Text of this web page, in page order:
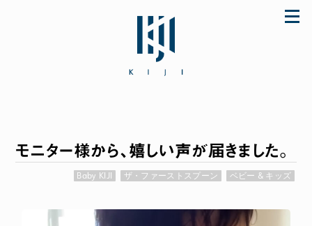
「初めてなのに上手に使えた♪」とママに大好
評のザ・ファーストスプーンほか ご購入は公式
ストア store.KIJI.online へどうぞ。
モニター様から、嬉しい声が届きました。
Baby KIJI ザ・ファーストスプーン ベビー & キッズ